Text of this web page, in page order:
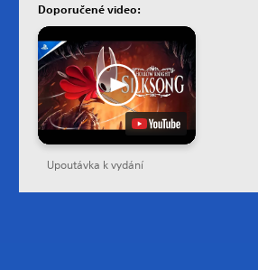
Doporučené video:
Upoutávka k vydání